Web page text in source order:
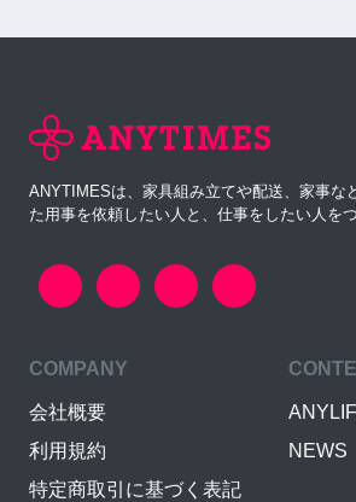
ANYTIMESは、家具組み立てや配送、家事な
た用事を依頼したい人と、仕事をしたい人を
COMPANY
会社概要
利用規約
特定商取引に基づく表記
NEWS